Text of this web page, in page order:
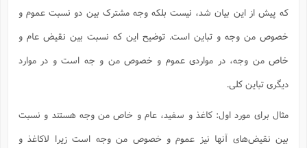
که پیش از این بیان شد، نیست بلکه وجه مشترک بین دو نسبت عموم و
خصوص من وجه و تباین است. توضیح این که نسبت بین نقیض عام و
خاص من وجه، در مواردی عموم و خصوص من و جه است و در موارد
دیگری تباین کلی.
مثال برای مورد اول: کاغذ و سفید، عام و خاص من وجه هستند و نسبت
بین نقیض‌های آنها نیز عموم و خصوص من وجه است زیرا لاکاغذ و